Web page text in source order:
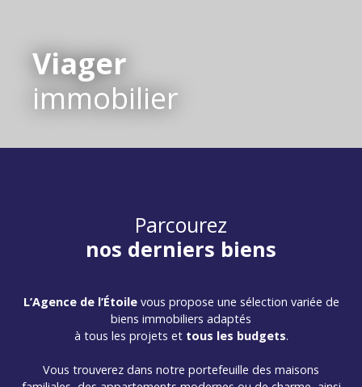
Viager
immobilier
Parcourez
nos derniers biens
L’Agence de l’Étoilevous propose une sélection variée de
biens immobiliers adaptés
à tous les projets et tous les budgets.
Vous trouverez dans notre portefeuille des maisons